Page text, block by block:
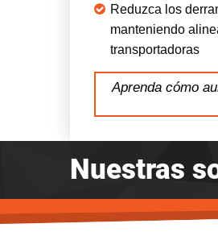
Reduzca los
manteniendo
transportadoras
Aprenda cómo
Nuestras